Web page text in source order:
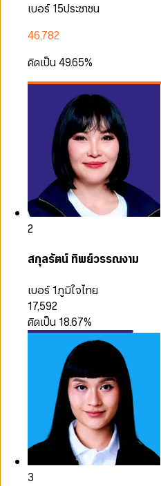
เบอร์ 15ประชาชน
46,782
คิดเป็น49.65%
2
สกุลรัตน์ ทิพย์วรรณงาม
เบอร์ 1ภูมิใจไทย
17,592
คิดเป็น 18.67%
3